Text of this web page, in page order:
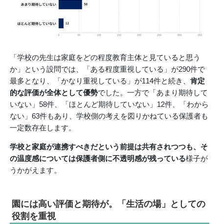
「学校の先生は家庭をどの程度教育主体と見ていると思う
か」という設問では、「ある程度重視している」が290件で
最多となり、「かなり重視している」が114件と続き、 肯定
的な評価が全体として優勢でした。一方で「あまり期待して
いない」58件、「ほとんど期待していない」12件、「わから
ない」63件もあり、学校側の考えを図りかねている保護者も
一定数存在します。
学校と家庭が連携すべきだという前提は共有されつつも、そ
の温度感については保護者側に不透明感が残っている様子が
うかがえます。
園には高い評価と期待が。「生活の場」としての
役割を重視